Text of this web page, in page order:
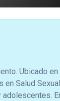
Ubicado en
en Salud Sexual